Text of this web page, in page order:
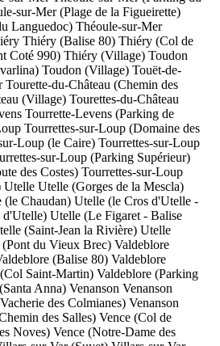
sur-Mer (Plage de la Figueirette)
Languedoc) Théoule-sur-Mer
Thiéry (Balise 80) Thiéry (Col de
Coté 990) Thiéry (Village) Toudon
Toudon (Village) Touët-de-
Tourette-du-Château (Chemin des
(Village) Tourettes-du-Château
Tourrette-Levens (Parking de
Tourrettes-sur-Loup (Domaine des
Loup (le Caire) Tourrettes-sur-Loup
sur-Loup (Parking Supérieur)
des Costes) Tourrettes-sur-Loup
Utelle Utelle (Gorges de la Mescla)
(le Chaudan) Utelle (le Cros d'Utelle -
d'Utelle) Utelle (Le Figaret - Balise
(Saint-Jean la Rivière) Utelle
du Vieux Brec) Valdeblore
(Balise 80) Valdeblore
Saint-Martin) Valdeblore (Parking
Anna) Venanson Venanson
des Colmianes) Venanson
des Salles) Vence (Col de
Noves) Vence (Notre-Dame des